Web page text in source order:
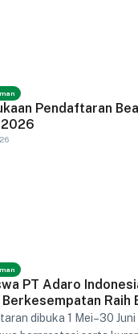
Pendaftaran
2026
PT Adaro
Berkesempatan Raih
dibuka 1 Mei–30